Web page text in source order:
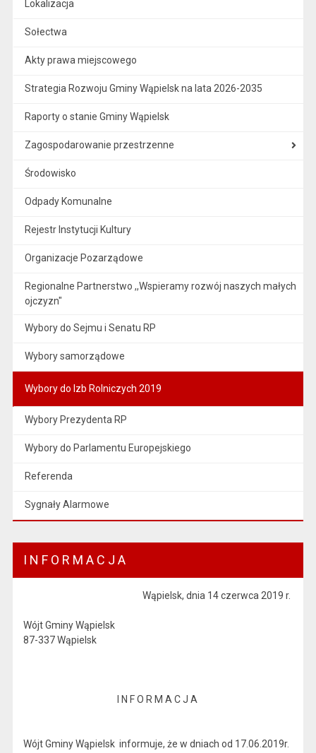
Lokalizacja
Sołectwa
Akty prawa miejscowego
Strategia Rozwoju Gminy Wąpielsk na lata 2026-2035
Raporty o stanie Gminy Wąpielsk
Zagospodarowanie przestrzenne
Środowisko
Odpady Komunalne
Rejestr Instytucji Kultury
Organizacje Pozarządowe
Regionalne Partnerstwo ,,Wspieramy rozwój naszych małych
ojczyzn"
Wybory do Sejmu i Senatu RP
Wybory samorządowe
Wybory do Izb Rolniczych 2019
Wybory Prezydenta RP
Wybory do Parlamentu Europejskiego
Referenda
Sygnały Alarmowe
I N F O R M A C J A
Wąpielsk, dnia 14 czerwca 2019 r.
Wójt Gminy Wąpielsk
87-337 Wąpielsk
I N F O R M A C J A
Wójt Gminy Wąpielsk informuje, że w dniach od 17.06.2019r.